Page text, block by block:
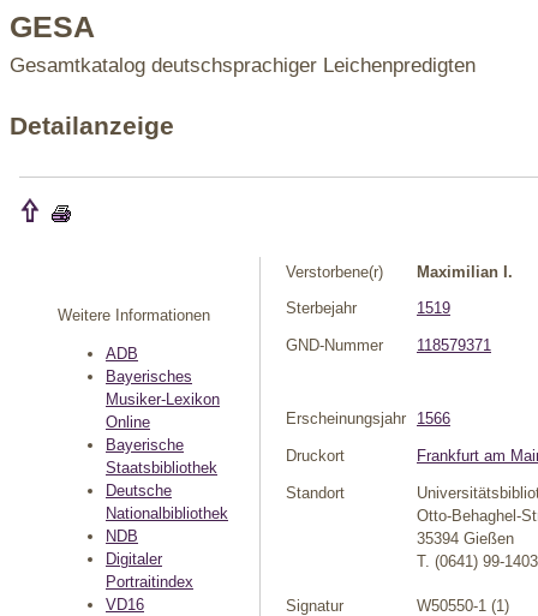
GESA
Gesamtkatalog deutschsprachiger Leichenpredigten
Detailanzeige
Weitere Informationen
ADB
Bayerisches
Musiker-Lexikon
Online
Bayerische
Staatsbibliothek
Deutsche
Nationalbibliothek
NDB
Digitaler
Portraitindex
VD16
Verstorbene(r)
Maximilian I.
Sterbejahr
1519
GND-Nummer 118579371
Erscheinungsjahr 1566
Druckort Frankfurt am
Standort
Otto-Behaghel-
35394 Gießen
T. (0641) 99-
Signatur W50550-1 (1)